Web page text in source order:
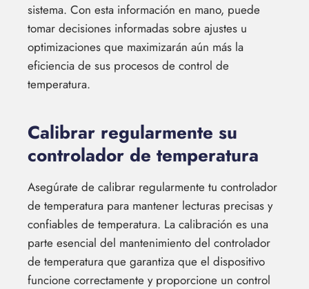
sistema. Con esta información en mano, puede
tomar decisiones informadas sobre ajustes u
optimizaciones que maximizarán aún más la
eficiencia de sus procesos de control de
temperatura.
Calibrar regularmente su
controlador de temperatura
Asegúrate de calibrar regularmente tu controlador
de temperatura para mantener lecturas precisas y
confiables de temperatura. La calibración es una
parte esencial del mantenimiento del controlador
de temperatura que garantiza que el dispositivo
funcione correctamente y proporcione un control